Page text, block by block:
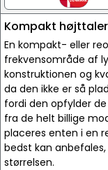
Kompakt højttaler
En kompakt- eller
frekvensområde af
konstruktionen og
da den ikke er så
fordi den opfylder
fra de helt billige
placeres enten i en
bedst kan
størrelsen.